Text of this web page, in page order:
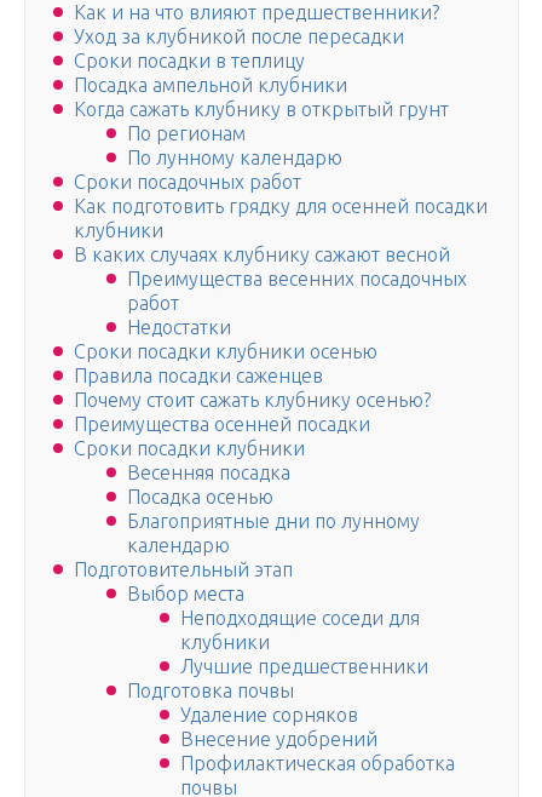
Как и на что влияют предшественники?
Уход за клубникой после пересадки
Сроки посадки в теплицу
Посадка ампельной клубники
Когда сажать клубнику в открытый грунт
По регионам
По лунному календарю
Сроки посадочных работ
Как подготовить грядку для осенней посадки
клубники
В каких случаях клубнику сажают весной
Преимущества весенних посадочных
работ
Недостатки
Сроки посадки клубники осенью
Правила посадки саженцев
Почему стоит сажать клубнику осенью?
Преимущества осенней посадки
Сроки посадки клубники
Весенняя посадка
Посадка осенью
Благоприятные дни по лунному
календарю
Подготовительный этап
Выбор места
Неподходящие соседи для
клубники
Лучшие предшественники
Подготовка почвы
Удаление сорняков
Внесение удобрений
Профилактическая обработка
почвы